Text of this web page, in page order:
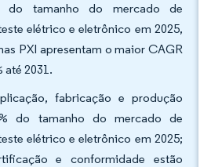
do tamanho do mercado de
elétrico e eletrônico em 2025,
PXI apresentam o maior CAGR
até 2031.
fabricação e produção
do tamanho do mercado de
elétrico e eletrônico em 2025;
e conformidade estão